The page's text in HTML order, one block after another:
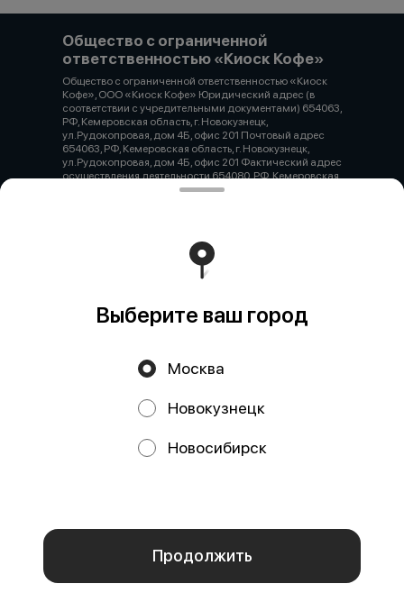
аналитических сервисов согласно нашейполитике
конфиденциальности
Общество с ограниченной
ответственностью «Киоск Кофе»
Общество с ограниченной ответственностью «Киоск
Кофе», ООО «Киоск Кофе» Юридический адрес (в
соответствии с учредительными документами) 654063,
РФ, Кемеровская область, г. Новокузнецк,
ул.Рудокопровая, дом 4Б, офис 201 Почтовый адрес
654063, РФ, Кемеровская область, г. Новокузнецк,
ул.Рудокопровая, дом 4Б, офис 201 Фактический адрес
осуществления деятельности 654080, РФ, Кемеровская
область, г. Новокузнецк, проспект Н.С. Ермакова, дом
30101810145250000411 Наименование учреждения
банка Филиал «Центральный» банка ВТБ (публичное
акционерное общество) в г. Москва
Политика конфиденциальности
Выберите ваш город
Москва
Новокузнецк
Новосибирск